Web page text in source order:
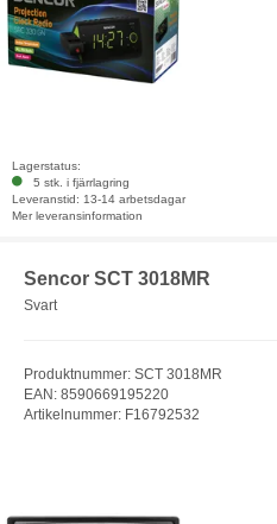
Lagerstatus:
5 stk. i fjärrlagring
Leveranstid: 13-14 arbetsdagar
Mer leveransinformation
Sencor SCT 3018MR
Svart
Produktnummer: SCT 3018MR
EAN: 8590669195220
Artikelnummer: F16792532